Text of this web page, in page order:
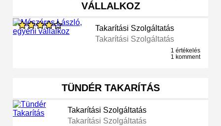
VÁLLALKOZ
Takarítási Szolgáltatás
Takarítási Szolgáltatás
1 értékelés
1 komment
TÜNDÉR TAKARÍTÁS
Takarítási Szolgáltatás
Takarítási Szolgáltatás